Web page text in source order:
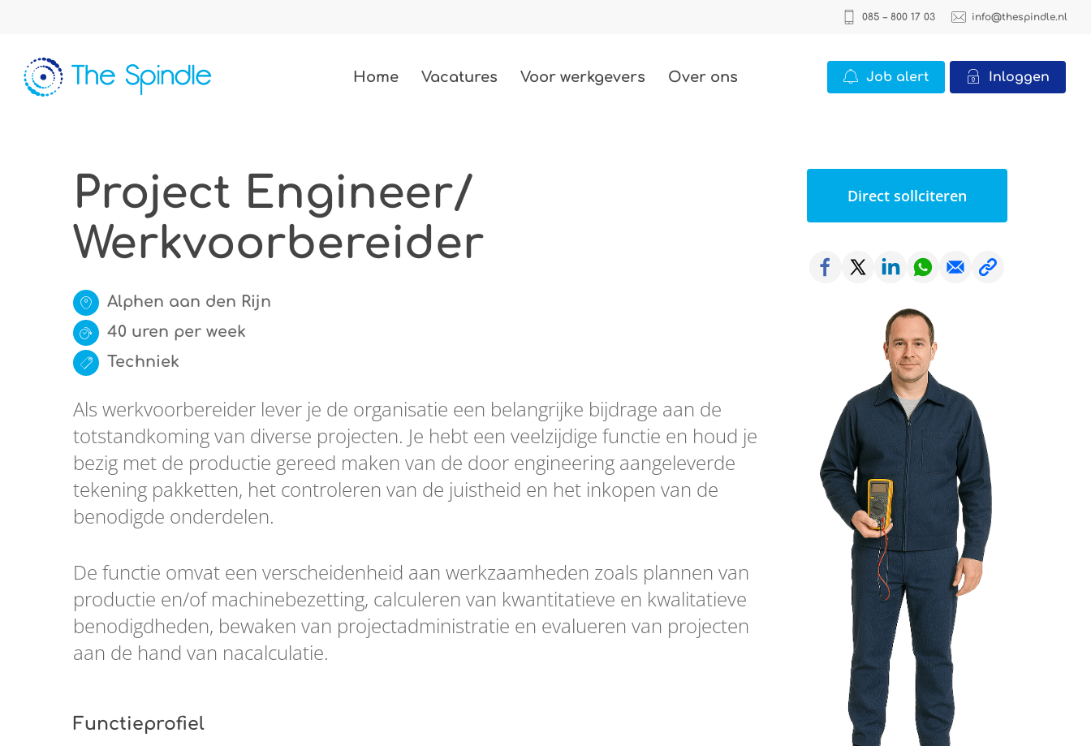
content
085 – 800 17 03 info@thespindle.nl
Home Vacatures
2 vacatures
85 vacatures
Logistiek
Voor werkgevers Over ons Job alert Inloggen
Project Engineer/
Werkvoorbereider
Alphen aan den Rijn
40 uren per week
Techniek
Als werkvoorbereider lever je de organisatie een belangrijke bijdrage aan de
totstandkoming van diverse projecten. Je hebt een veelzijdige functie en houd je
bezig met de productie gereed maken van de door engineering aangeleverde
tekening pakketten, het controleren van de juistheid en het inkopen van de
benodigde onderdelen.
De functie omvat een verscheidenheid aan werkzaamheden zoals plannen van
productie en/of machinebezetting, calculeren van kwantitatieve en kwalitatieve
benodigdheden, bewaken van projectadministratie en evalueren van projecten
aan de hand van nacalculatie.
Functieprofiel
Direct sollciteren